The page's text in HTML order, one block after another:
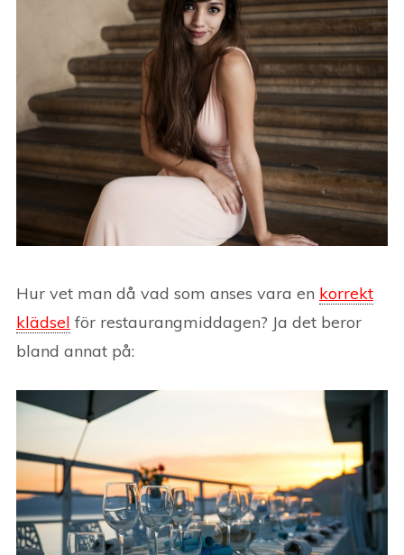
Hur vet man då vad som anses vara en korrekt
klädsel för restaurangmiddagen? Ja det beror
bland annat på: